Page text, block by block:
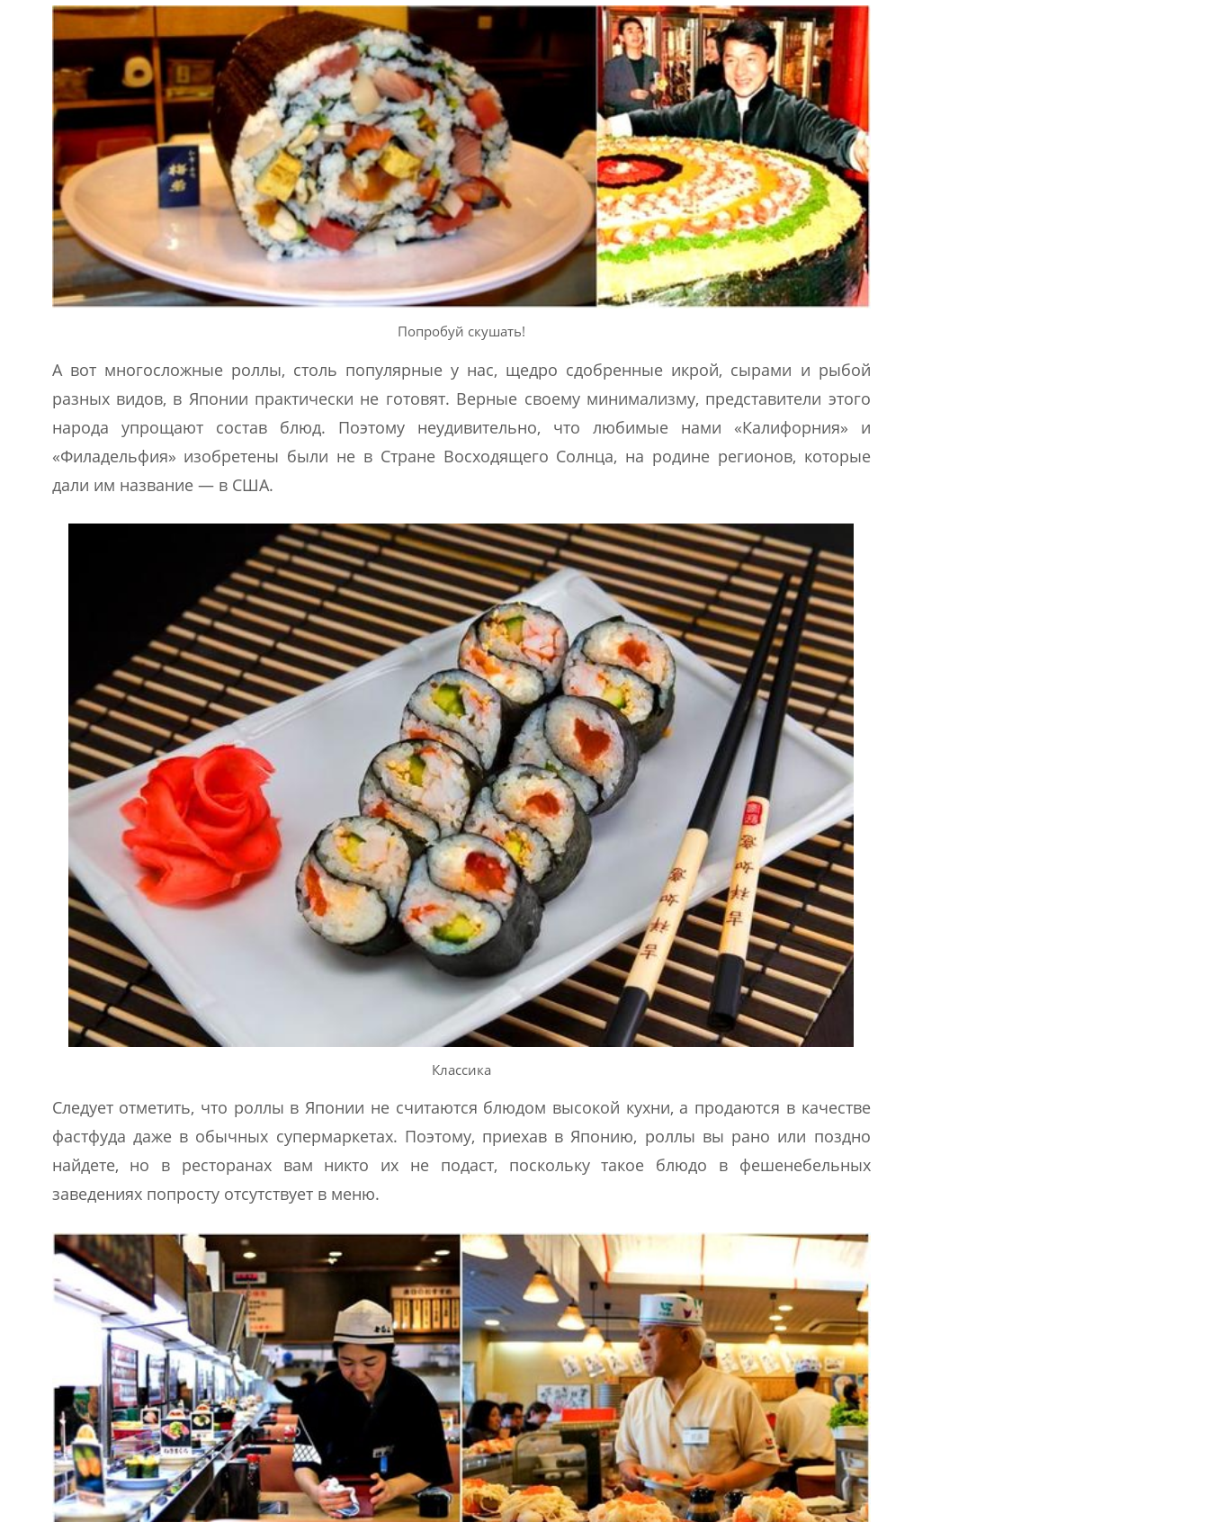
Попробуй скушать!
А вот многосложные роллы, столь популярные у нас, щедро сдобренные икрой, сырами и рыбой
разных видов, в Японии практически не готовят. Верные своему минимализму, представители этого
народа упрощают состав блюд. Поэтому неудивительно, что любимые нами «Калифорния» и
«Филадельфия» изобретены были не в Стране Восходящего Солнца, на родине регионов, которые
дали им название — в США.
Классика
Следует отметить, что роллы в Японии не считаются блюдом высокой кухни, а продаются в качестве
фастфуда даже в обычных супермаркетах. Поэтому, приехав в Японию, роллы вы рано или поздно
найдете, но в ресторанах вам никто их не подаст, поскольку такое блюдо в фешенебельных
заведениях попросту отсутствует в меню.